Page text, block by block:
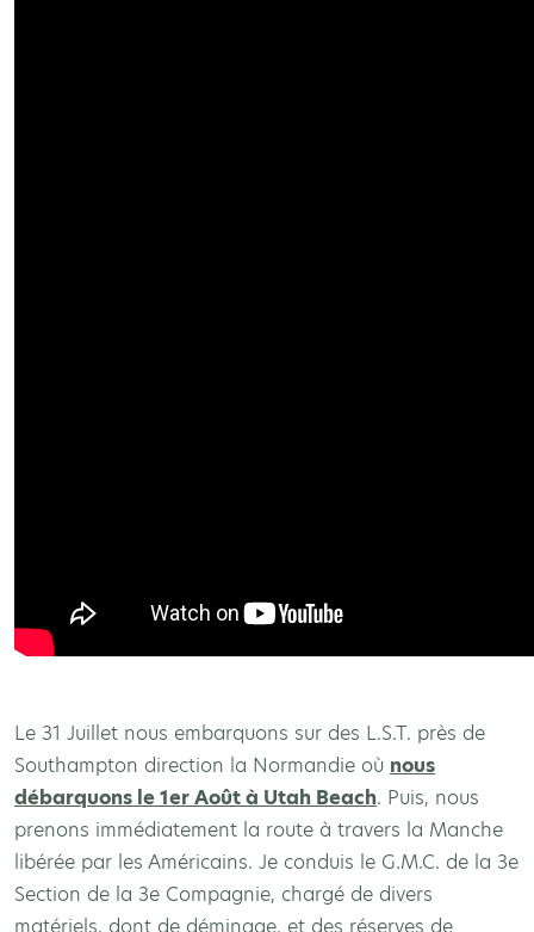
Le 31 Juillet nous embarquons sur des L.S.T. près de
Southampton direction la Normandie où nous
débarquons le 1er Août à Utah Beach. Puis, nous
prenons immédiatement la route à travers la Manche
libérée par les Américains. Je conduis le G.M.C. de la 3e
Section de la 3e Compagnie, chargé de divers
matériels, dont de déminage, et des réserves de